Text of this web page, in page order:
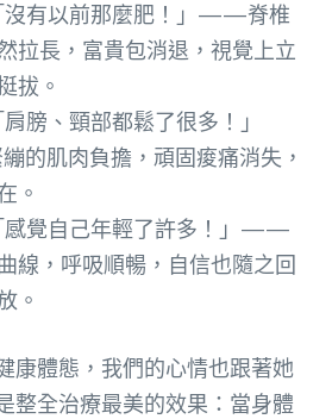
沒有以前那麼肥！」——脊椎
拉長，富貴包消退，視覺上立
拔。
膀、頸部都鬆了很多！」
肌肉負擔，頑固痠痛消失，
。
感覺自己年輕了許多！」——
線，呼吸順暢，自信也隨之回
。
康體態，我們的心情也跟著她
整全治療最美的效果：當身體